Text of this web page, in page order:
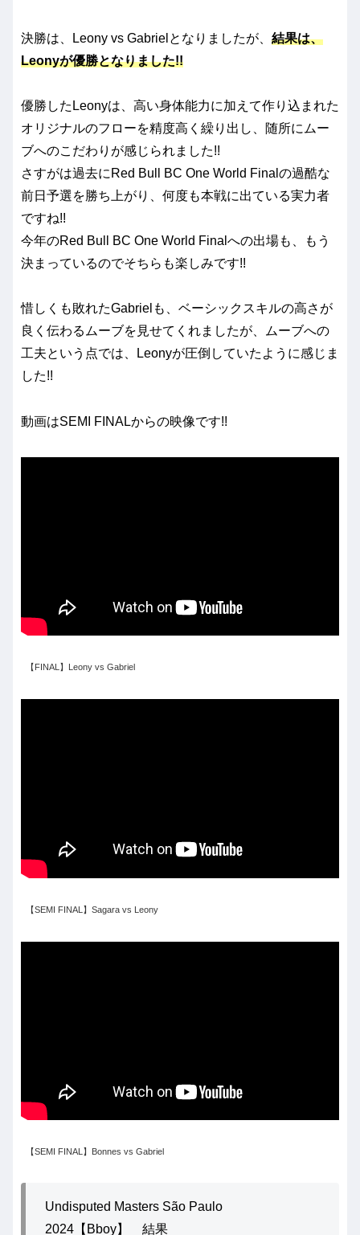
決勝は、Leony vs Gabrielとなりましたが、 結果は、
Leonyが優勝となりました!!
優勝したLeonyは、高い身体能力に加えて作り込まれた
オリジナルのフローを精度高く繰り出し、随所にムー
ブへのこだわりが感じられました!!
さすがは過去にRed Bull BC One World Finalの過酷な
前日予選を勝ち上がり、何度も本戦に出ている実力者
ですね!!
今年のRed Bull BC One World Finalへの出場も、もう
決まっているのでそちらも楽しみです!!
惜しくも敗れたGabrielも、ベーシックスキルの高さが
良く伝わるムーブを見せてくれましたが、ムーブへの
工夫という点では、Leonyが圧倒していたように感じま
した!!
動画はSEMI FINALからの映像です!!
【FINAL】Leony vs Gabriel
【SEMI FINAL】Sagara vs Leony
【SEMI FINAL】Bonnes vs Gabriel
Undisputed Masters São Paulo
2024【Bboy】 結果